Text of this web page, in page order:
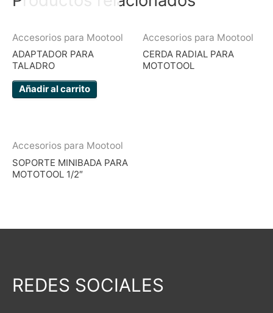
Accesorios para Mootool
ADAPTADOR PARA
TALADRO
Añadir al carrito
Accesorios para Mootool
CERDA RADIAL PARA
MOTOTOOL
Accesorios para Mootool
SOPORTE MINIBADA PARA
MOTOTOOL 1/2″
REDES SOCIALES